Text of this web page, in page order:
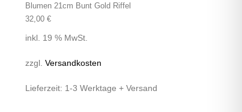
Blumen 21cm Bunt Gold Riffel
32,00 €
inkl. 19 % MwSt.
zzgl. Versandkosten
Lieferzeit: 1-3 Werktage + Versand